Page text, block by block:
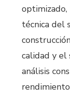
técnica del
calidad y el
análisis